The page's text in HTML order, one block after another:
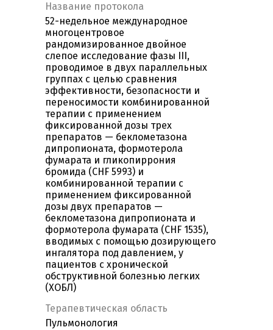
Название протокола
52-недельное международное
многоцентровое
рандомизированное двойное
слепое исследование фазы III,
проводимое в двух параллельных
группах с целью сравнения
эффективности, безопасности и
переносимости комбинированной
терапии с применением
фиксированной дозы трех
препаратов — беклометазона
дипропионата, формотерола
фумарата и гликопиррония
бромида (CHF 5993) и
комбинированной терапии с
применением фиксированной
дозы двух препаратов —
беклометазона дипропионата и
формотерола фумарата (CHF 1535),
вводимых с помощью дозирующего
ингалятора под давлением, у
пациентов с хронической
обструктивной болезнью легких
(ХОБЛ)
Терапевтическая область
Пульмонология